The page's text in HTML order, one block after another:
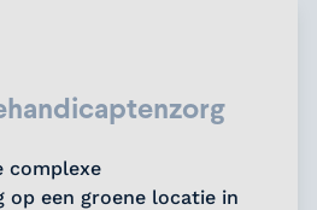
complexe
op een groene locatie in